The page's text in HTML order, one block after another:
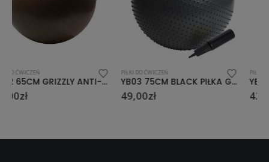
PIŁKI DO ĆWICZEŃ
YB03 75CM BLACK PIŁKA GIMNASTYCZNA MASUJACA HMS
49,00
PIŁKI DO ĆWICZEŃ
YB02 75CM GRAY ANTI-BURST PIŁKA GIMNASTYCZNA HMS
42,00